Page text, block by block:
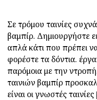
Σε τρόμου ταινίες
βαμπίρ. Δημιουργήστε
απλά κάτι που πρέπει
φορέστε τα δόντια.
παρόμοια με την
ταινιών βαμπίρ
είναι οι γνωστές